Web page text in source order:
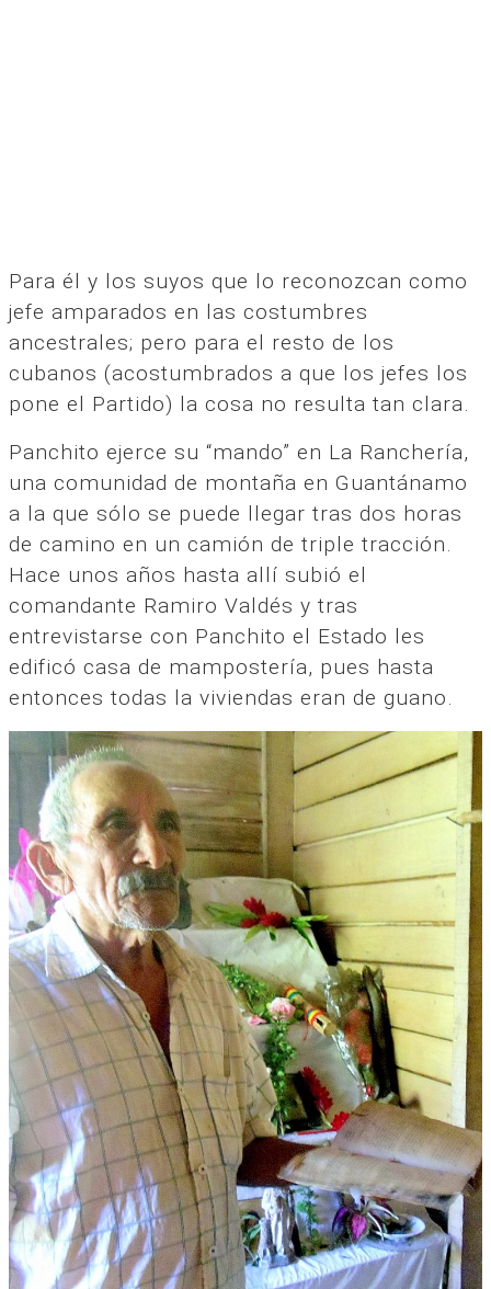
Para él y los suyos que lo reconozcan como
jefe amparados en las costumbres
ancestrales; pero para el resto de los
cubanos (acostumbrados a que los jefes los
pone el Partido) la cosa no resulta tan clara.
Panchito ejerce su “mando” en La Ranchería,
una comunidad de montaña en Guantánamo
a la que sólo se puede llegar tras dos horas
de camino en un camión de triple tracción.
Hace unos años hasta allí subió el
comandante Ramiro Valdés y tras
entrevistarse con Panchito el Estado les
edificó casa de mampostería, pues hasta
entonces todas la viviendas eran de guano.